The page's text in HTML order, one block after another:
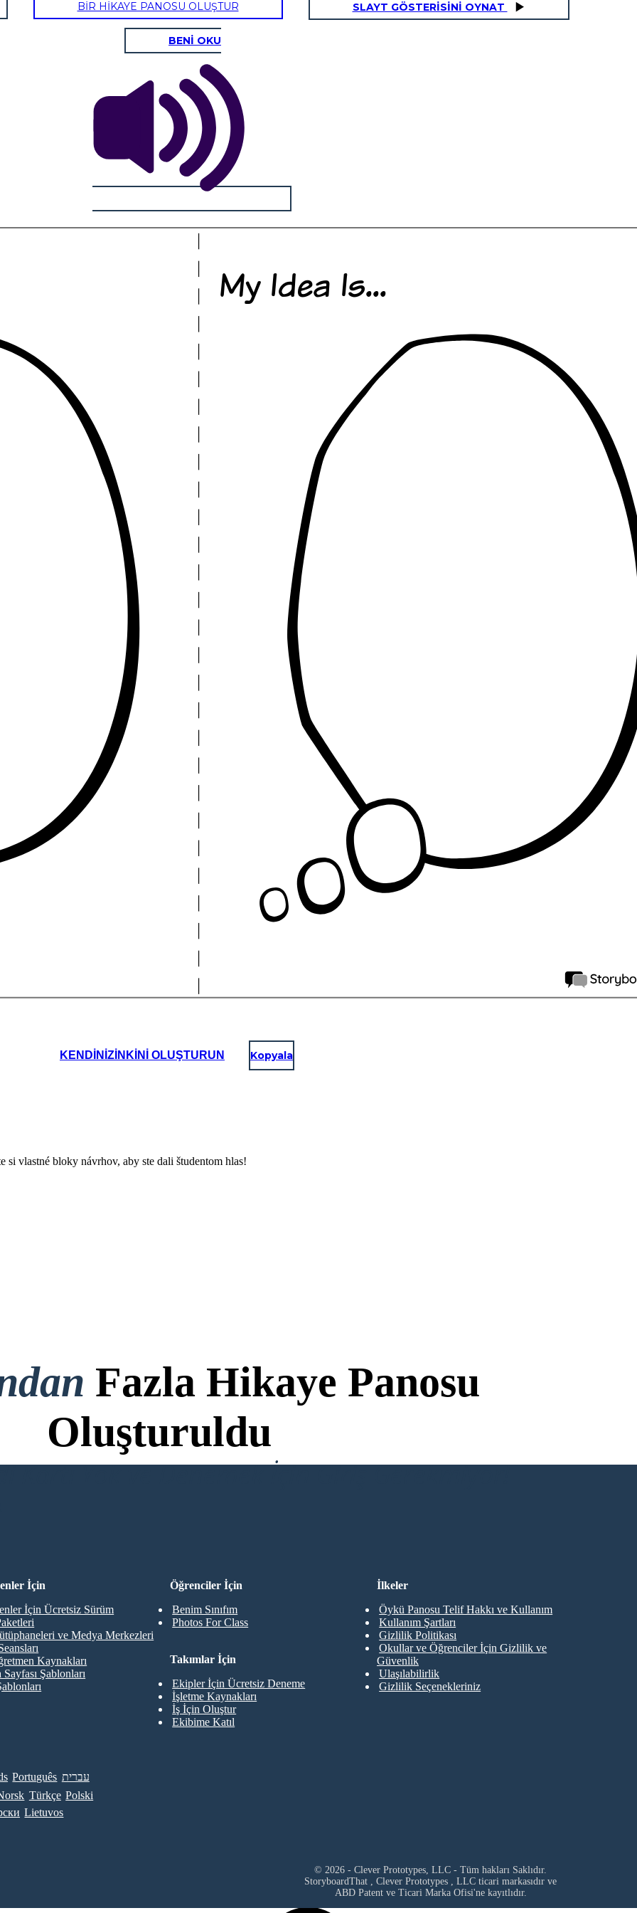
BİR HİKAYE PANOSU OLUŞTUR SLAYT GÖSTERİSİNİ OYNAT
BENİ OKU
KENDINIZINKINI OLUŞTURUN Kopyala
vlastné bloky návrhov, aby ste dali študentom hlas!
Fazla Hikaye Panosu
Oluşturuldu
Kartı Yok ve Denemek İçin Giriş Gerekmiyor!
Öğrenciler İçin
Benim Sınıfım
Photos For Class
İçin
İçin Ücretsiz Sürüm
ve Medya Merkezleri
Kaynakları
Sayfası Şablonları
Takımlar İçin
Ekipler İçin Ücretsiz Deneme
İşletme Kaynakları
İş İçin Oluştur
Ekibime Katıl
İlkeler
Öykü Panosu Telif Hakkı ve Kullanım
Kullanım Şartları
Gizlilik Politikası
Okullar ve Öğrenciler İçin Gizlilik ve
Güvenlik
Ulaşılabilirlik
Gizlilik Seçenekleriniz
Português עברית
Türkçe Polski
Lietuvos
© 2026 - Clever Prototypes, LLC - Tüm hakları Saklıdır.
StoryboardThat , Clever Prototypes , LLC ticari markasıdır ve
ABD Patent ve Ticari Marka Ofisi'ne kayıtlıdır.